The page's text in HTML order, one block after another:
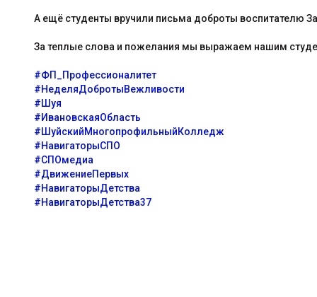
А ещё студенты вручили письма доброты воспитателю
За теплые слова и пожелания мы выражаем нашим
#ФП_Профессионалитет
#НеделяДобротыВежливости
#Шуя
#ИвановскаяОбласть
#ШуйскийМногопрофильныйКолледж
#НавигаторыСПО
#СПОмедиа
#ДвижениеПервых
#НавигаторыДетства
#НавигаторыДетства37